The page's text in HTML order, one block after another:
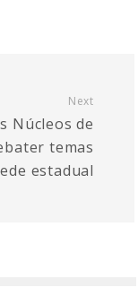
Next
Núcleos de
temas
estadual